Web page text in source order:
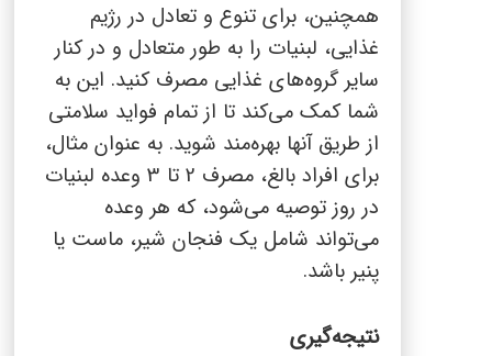
همچنین، برای تنوع و تعادل در رژیم
غذایی، لبنیات را به طور متعادل و در کنار
سایر گروه‌های غذایی مصرف کنید. این به
شما کمک می‌کند تا از تمام فواید سلامتی
از طریق آنها بهره‌مند شوید. به عنوان مثال،
برای افراد بالغ، مصرف 2 تا 3 وعده لبنیات
در روز توصیه می‌شود، که هر وعده
می‌تواند شامل یک فنجان شیر، ماست یا
پنیر باشد.
نتیجه‌گیری